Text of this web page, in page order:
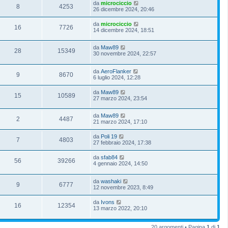
8 4253 da microciccio
26 dicembre 2024, 20:46
16 7726 da microciccio
14 dicembre 2024, 18:51
28 15349 da Maw89
30 novembre 2024, 22:57
9 8670 da AeroFlanker
6 luglio 2024, 12:28
15 10589 da Maw89
27 marzo 2024, 23:54
2 4487 da Maw89
21 marzo 2024, 17:10
7 4803 da Poli 19
27 febbraio 2024, 17:38
56 39266 da sfab84
4 gennaio 2024, 14:50
9 6777 da washaki
12 novembre 2023, 8:49
16 12354 da Ivons
13 marzo 2022, 20:10